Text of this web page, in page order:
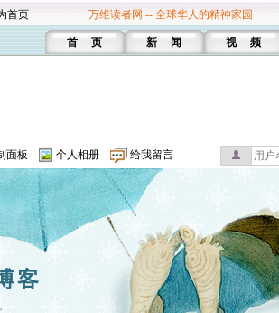
首页 万维读者网 -- 全球华人的精神家园
首 页 新 闻 视 频
面板 个人相册 给我留言
客